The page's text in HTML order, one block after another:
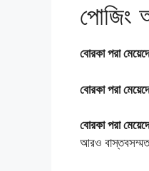
পোজিং
বোরকা পরা
বোরকা পরা
বোরকা পরা
আরও